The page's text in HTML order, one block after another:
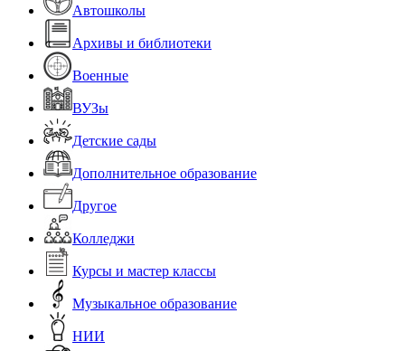
Автошколы
Архивы и библиотеки
Военные
ВУЗы
Детские сады
Дополнительное образование
Другое
Колледжи
Курсы и мастер классы
Музыкальное образование
НИИ